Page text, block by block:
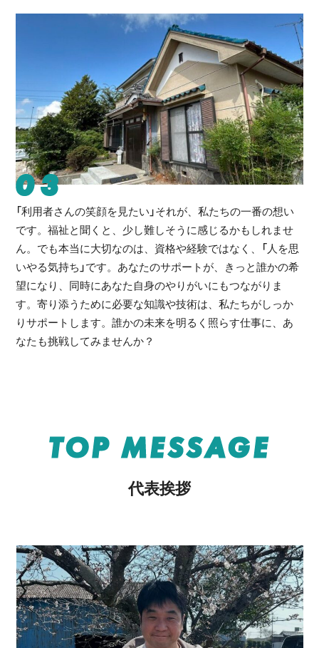
03
「利用者さんの笑顔を見たい」それが、私たちの一番の想い
です。福祉と聞くと、少し難しそうに感じるかもしれませ
ん。でも本当に大切なのは、資格や経験ではなく、「人を思
いやる気持ち」です。あなたのサポートが、きっと誰かの希
望になり、同時にあなた自身のやりがいにもつながりま
す。寄り添うために必要な知識や技術は、私たちがしっか
りサポートします。誰かの未来を明るく照らす仕事に、あ
なたも挑戦してみませんか？
TOP MESSAGE
代表挨拶